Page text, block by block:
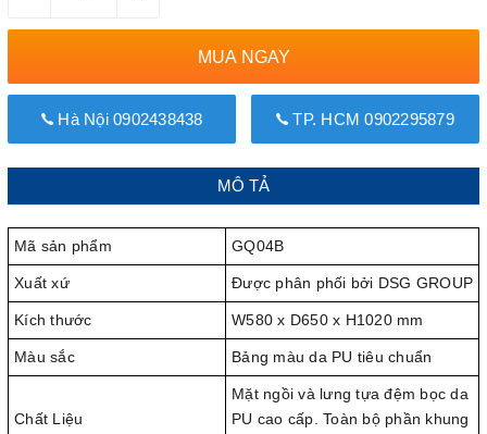
MUA NGAY
Hà Nội 0902438438 TP. HCM 0902295879
MÔ TẢ
Mã sản phẩm GQ04B
Xuất xứ Được phân phối bởi DSG GROUP
Kích thước W580 x D650 x H1020 mm
Màu sắc Bảng màu da PU tiêu chuẩn
Chất Liệu
Mặt ngồi và lưng tựa đệm bọc da
PU cao cấp. Toàn bộ phần khung